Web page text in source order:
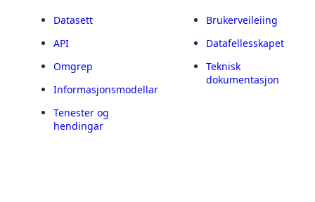
Datasett
API
Omgrep
Informasjonsmodellar
Tenester og
hendingar
Brukerveileiing
Datafellesskapet
Teknisk
dokumentasjon